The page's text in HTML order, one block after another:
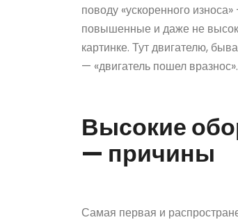
поводу «ускоренного
повышенные и даже не
картинке. Тут двигателю,
— «двигатель пошел
Высокие
— причины
Самая первая и